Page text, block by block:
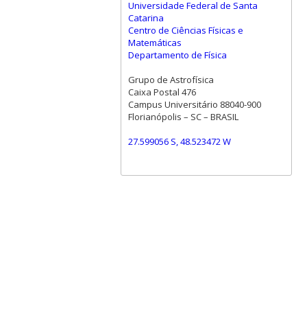
Universidade Federal de Santa
Catarina
Centro de Ciências Físicas e
Matemáticas
Departamento de Física
Grupo de Astrofísica
Caixa Postal 476
Campus Universitário 88040-900
Florianópolis – SC – BRASIL
27.599056 S, 48.523472 W